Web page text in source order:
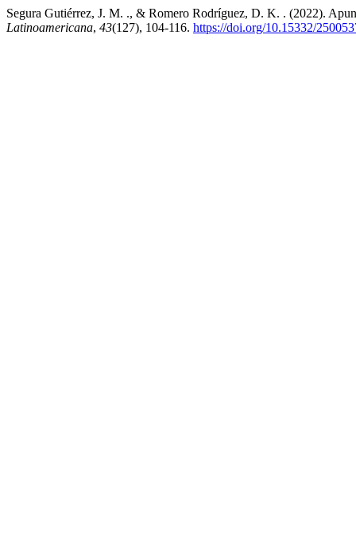
Segura Gutiérrez, J. M. ., & Romero Rodríguez, D. K. . (2022).
Latinoamericana, 43(127), 104-116. https://doi.org/10.15332/